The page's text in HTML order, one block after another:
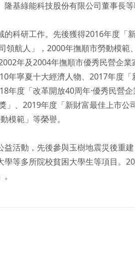
基綠能科技股份有限公司董事長等
科研工作。先後獲得2016年度「
領航人」，2000年撫順市勞動模範
年及2004年撫順市優秀民營企業
年寧夏十大經濟人物、2017年度
年度「改革開放40周年·優秀民營
、2019年度「新財富最佳上市公
模範」等榮譽。
活動，先後參與玉樹地震災後重
等多所院校貧困大學生等項目。